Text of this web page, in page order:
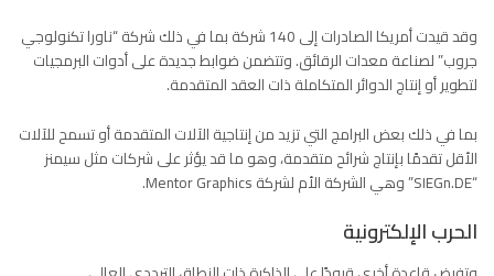
وقد قيدت أمريكا الصادرات إلى 140 شركة بما في ذلك شركة “ناورا تكنولوجي
جروب” لصناعة معدات الرقائق. وتتضمن ضوابط جديدة على أدوات البرمجيات
لتطوير أو إنتاج الدوائر المتكاملة ذات العقد المتقدمة.
بما في ذلك بعض البرامج التي تزيد من إنتاجية الآلات المتقدمة أو تسمح للآلات
الأقل تقدمًا بإنتاج شرائح متقدمة، وهو ما قد يؤثر على شركات مثل سيمنز
“SIEGn.DE” وهي الشركة الأم لشركة Mentor Graphics.
الحرب الإلكترونية